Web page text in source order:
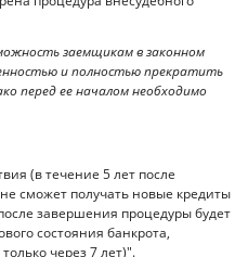
заемщикам в законном
и полностью прекратить
перед ее началом необходимо
(в течение 5 лет после
сможет получать новые кредиты
завершения процедуры будет
состояния банкрота,
через 7 лет)".